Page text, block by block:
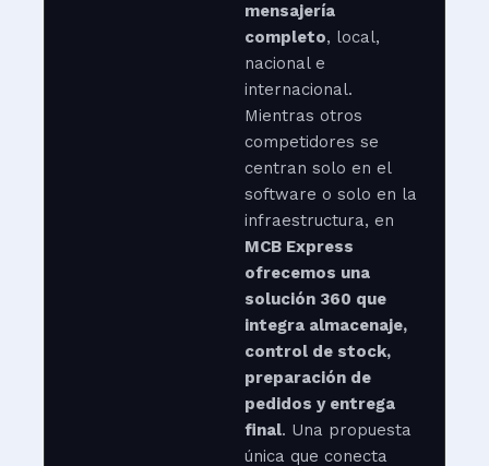
mensajería
completo, local,
nacional e
internacional.
Mientras otros
competidores se
centran solo en el
software o solo en la
infraestructura, en
MCB Express
ofrecemos una
solución 360 que
integra almacenaje,
control de stock,
preparación de
pedidos y entrega
final. Una propuesta
única que conecta